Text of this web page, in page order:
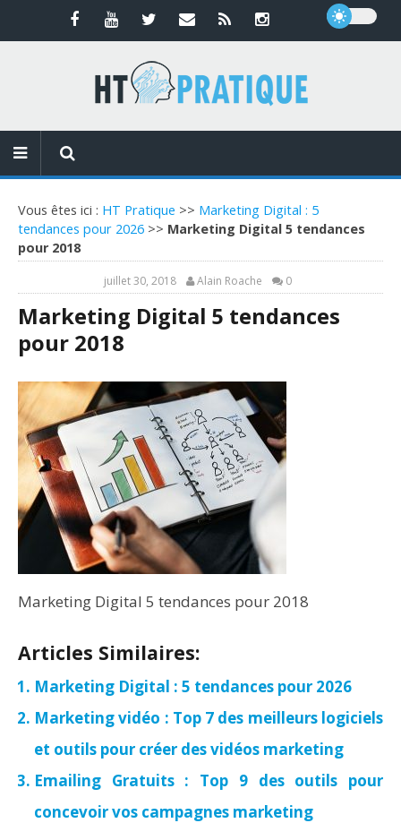
Vous êtes ici : HT Pratique >> Marketing Digital : 5
tendances pour 2026 >> Marketing Digital 5 tendances
pour 2018
juillet 30, 2018 Alain Roache 0
Marketing Digital 5 tendances
pour 2018
Marketing Digital 5 tendances pour 2018
Articles Similaires:
Marketing Digital : 5 tendances pour 2026
Marketing vidéo : Top 7 des meilleurs logiciels
et outils pour créer des vidéos marketing
Emailing Gratuits : Top 9 des outils pour
concevoir vos campagnes marketing